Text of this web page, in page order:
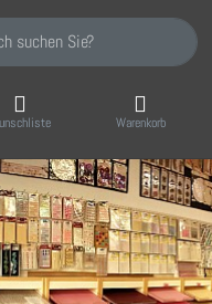
Suchbegriff ein. Während
Warenkorb